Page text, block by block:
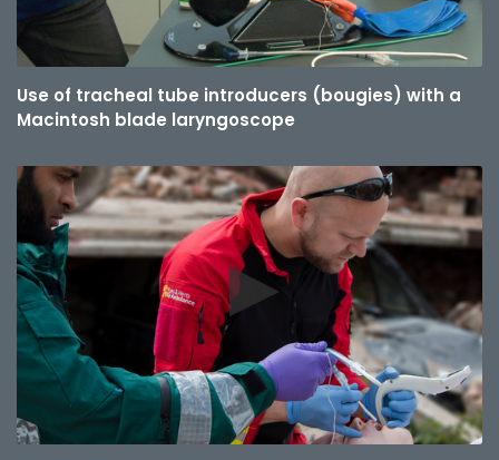
Use of tracheal tube introducers (bougies) with a
Macintosh blade laryngoscope